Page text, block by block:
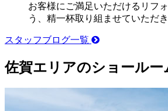
お客様にご満足いただけるリフ
う、精一杯取り組ませていただ
スタッフブログ一覧
佐賀エリアのショールー